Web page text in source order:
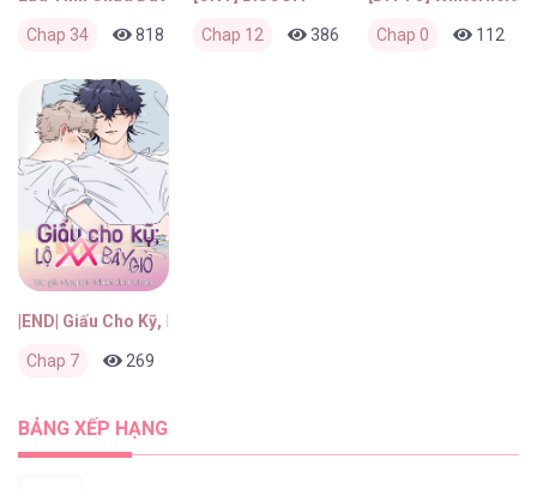
Chap 34 818 0 1 ngày trước
Chap 12 386 0 2 tháng trước
Chap 0 112
|END| Giấu Cho Kỹ, Lộ Chim Bé Bây Giờ!!
Chap 7 269
BẢNG XẾP HẠNG